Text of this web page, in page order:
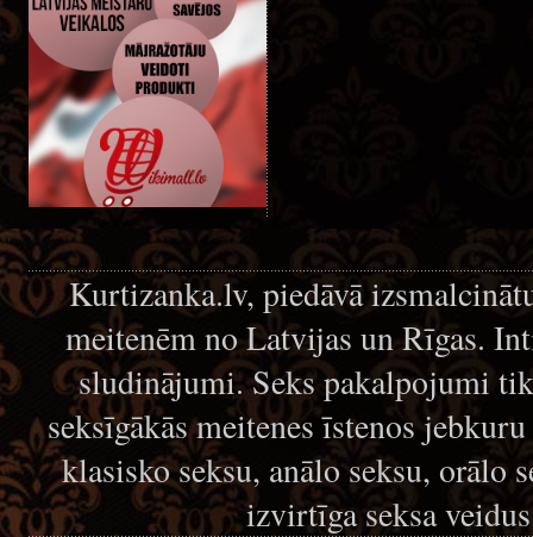
Kurtizanka.lv, piedāvā
meitenēm no Latvijas un Rīgas.
sludinājumi. Seks pakalpojumi
seksīgākās meitenes īstenos
klasisko seksu, anālo seksu, orālo
izvirtīga seksa